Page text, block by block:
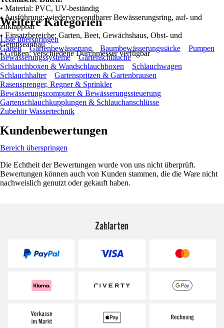
• Material: PVC, UV-beständig
• Ausführung: wiederverwendbarer Bewässerungsring, auf- und
zuklappbar
• Einsatzbereiche: Garten, Beet, Gewächshaus, Obst- und
Gemüseanbau
• Größen: verschiedene Durchmesser verfügbar
Weitere Kategorien
Liste überspringen
Garten
Gartenbewässerung Baumbewässerungssäcke
Pumpen
Bewässerungssysteme
Gartenschläuche
Schlauchboxen & Wandschlauchboxen
Schlauchwagen
Schlauchhalter
Gartenspritzen & Gartenbrausen
Rasensprenger, Regner & Sprinkler
Bewässerungscomputer & Bewässerungssteuerung
Gartenschlauchkupplungen & Schlauchanschlüsse
Zubehör Wassertechnik
Kundenbewertungen
Bereich überspringen
Die Echtheit der Bewertungen wurde von uns nicht überprüft.
Bewertungen können auch von Kunden stammen, die die Ware nicht
nachweislich genutzt oder gekauft haben.
Zahlarten